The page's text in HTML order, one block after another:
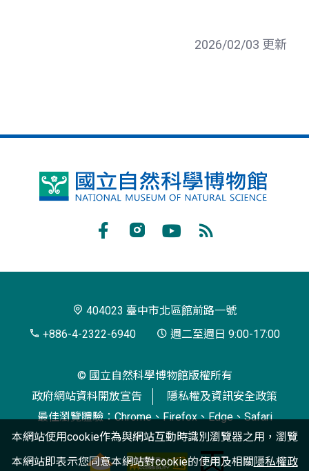
2026/02/03 更新
國
博
閱
404023 臺中市北區館前路一號
+886-4-2322-6940
週二至週日 9:00-17:00
© 國立自然科學博物館版權所有
政府網站資料開放宣告
隱私權及資訊安全政策
最佳瀏覽體驗：Chrome、Firefox、Edge、Safari
本網站使用cookie作為與網站互動時識別瀏覽器之用，瀏覽
本網站即表示您同意本網站對cookie的使用及相關隱私權政